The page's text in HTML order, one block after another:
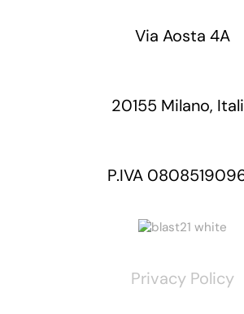
Via Aosta 4A
20155 Milano,
P.IVA
Privacy Policy